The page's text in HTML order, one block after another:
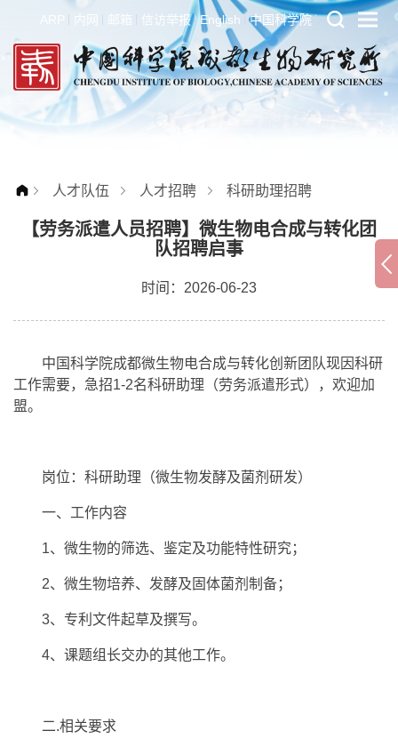
ARP 内网 邮箱 信访举报 English 中国科学院
人才队伍 人才招聘 科研助理招聘
【劳务派遣人员招聘】微生物电合成与转化团
队招聘启事
时间：2026-06-23
中国科学院成都微生物电合成与转化创新团队现因科研
工作需要，急招1-2名科研助理（劳务派遣形式），欢迎加
盟。
岗位：科研助理（微生物发酵及菌剂研发）
一、工作内容
1、微生物的筛选、鉴定及功能特性研究；
2、微生物培养、发酵及固体菌剂制备；
3、专利文件起草及撰写。
4、课题组长交办的其他工作。
二.相关要求